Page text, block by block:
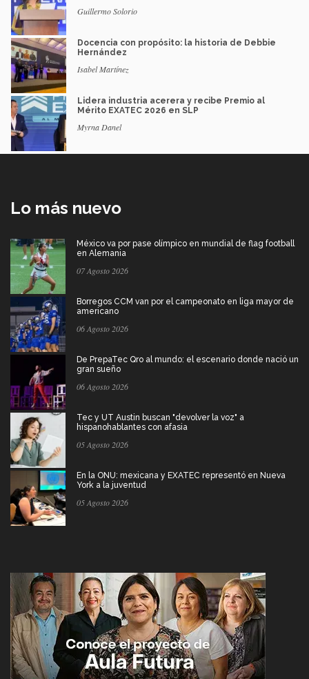
Guillermo Solorio
Docencia con propósito: la historia de Debbie
Hernández
Isabel Martínez
Lidera industria acerera y recibe Premio al
Mérito EXATEC 2026 en SLP
Myrna Danel
Lo más nuevo
México va por pase olímpico en mundial de flag football
en Alemania
07 Agosto 2026
Borregos CCM van por el campeonato en liga mayor de
americano
06 Agosto 2026
De PrepaTec Qro al mundo: el escenario donde nació un
gran sueño
06 Agosto 2026
Tec y UT Austin buscan "devolver la voz" a
hispanohablantes con afasia
05 Agosto 2026
En la ONU: mexicana y EXATEC representó en Nueva
York a la juventud
05 Agosto 2026